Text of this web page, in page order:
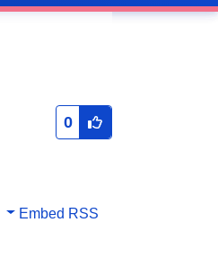
0
Embed RSS